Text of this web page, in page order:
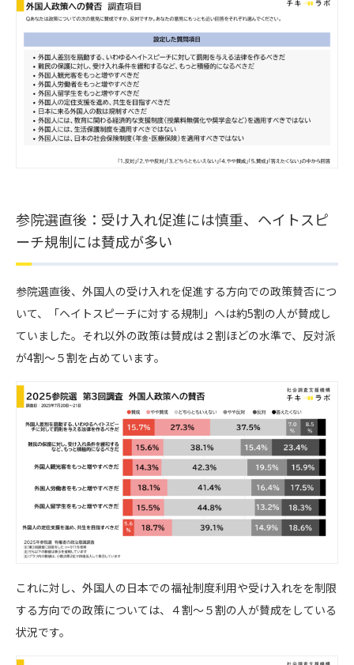
参院選直後：受け入れ促進には慎重、ヘイトスピ
ーチ規制には賛成が多い
参院選直後、外国人の受け入れを促進する方向での政策賛否につ
いて、「ヘイトスピーチに対する規制」へは約5割の人が賛成し
ていました。それ以外の政策は賛成は２割ほどの水準で、反対派
が4割〜５割を占めています。
これに対し、外国人の日本での福祉制度利用や受け入れをを制限
する方向での政策については、４割〜５割の人が賛成をしている
状況です。